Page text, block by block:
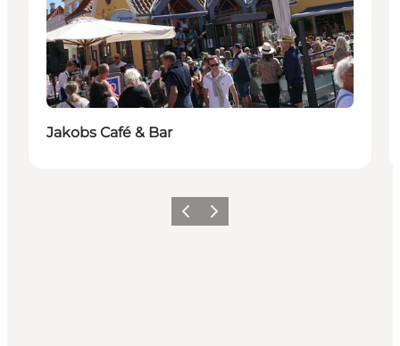
Jakobs Café & Bar
ForrigeNæste